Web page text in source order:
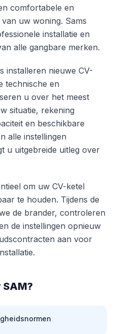
comfortabele en
uw woning. Sams
installatie en
alle gangbare merken.
installeren nieuwe CV-
technische en
u over het meest
situatie, rekening
en beschikbare
alle instellingen
u uitgebreide uitleg over
om uw CV-ketel
te houden. Tijdens de
de brander, controleren
de instellingen opnieuw
aan voor